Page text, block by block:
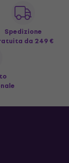
Spedizione
da 249 €